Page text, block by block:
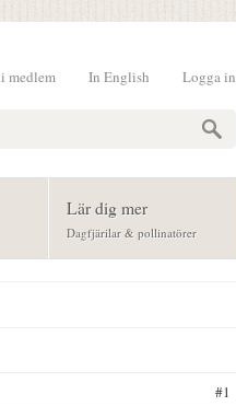
Logga in
In English
medlem
Lär dig mer
Dagfjärilar & pollinatörer
#1